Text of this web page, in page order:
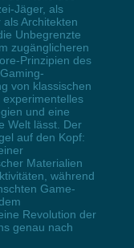
Jäger, als
Architekten
Unbegrenzte
zugänglicheren
Prinzipien des
von klassischen
und eine
Welt lässt. Der
auf den Kopf:
Materialien
während
Game-
Revolution der
genau nach